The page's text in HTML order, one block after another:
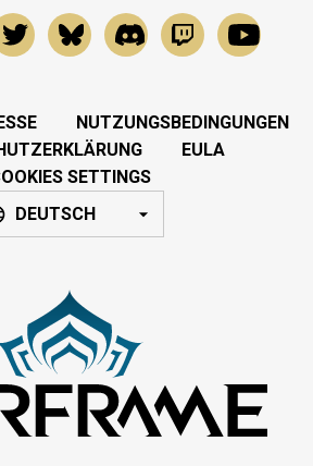
NUTZUNGSBEDINGUNGEN
EULA
SETTINGS
DEUTSCH